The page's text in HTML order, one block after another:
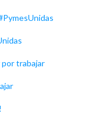
por trabajar